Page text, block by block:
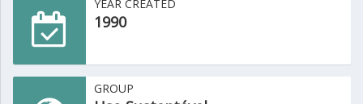
YEAR CREATED
1990
GROUP